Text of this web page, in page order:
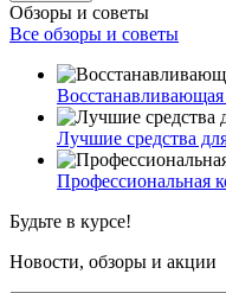
Обзоры и советы
Все обзоры и советы
Лучшие средства
Профессиональная
Будьте в курсе!
Новости, обзоры и акции